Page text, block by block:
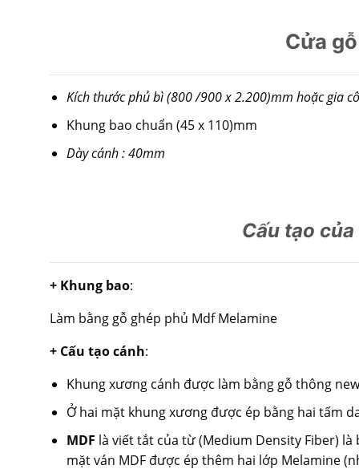
Cửa
Kích thước phủ bì (800 /900 x 2.200)mm hoặc gia
Khung bao chuẩn (45 x 110)mm
Dày cánh : 40mm
Cấu tạo
+ Khung bao:
Làm bằng gỗ ghép phủ Mdf Melamine
+ Cấu tạo cánh:
Khung xương cánh được làm bằng gỗ thông
Ở hai mặt khung xương được ép bằng hai tấm
MDF là viết tắt của từ (Medium Density Fiber)
mặt ván MDF được ép thêm hai lớp Melamine